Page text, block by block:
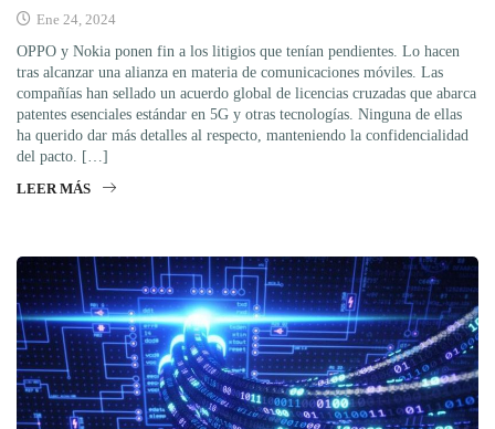
Ene 24, 2024
OPPO y Nokia ponen fin a los litigios que tenían pendientes. Lo hacen
tras alcanzar una alianza en materia de comunicaciones móviles. Las
compañías han sellado un acuerdo global de licencias cruzadas que abarca
patentes esenciales estándar en 5G y otras tecnologías. Ninguna de ellas
ha querido dar más detalles al respecto, manteniendo la confidencialidad
del pacto. […]
LEER MÁS